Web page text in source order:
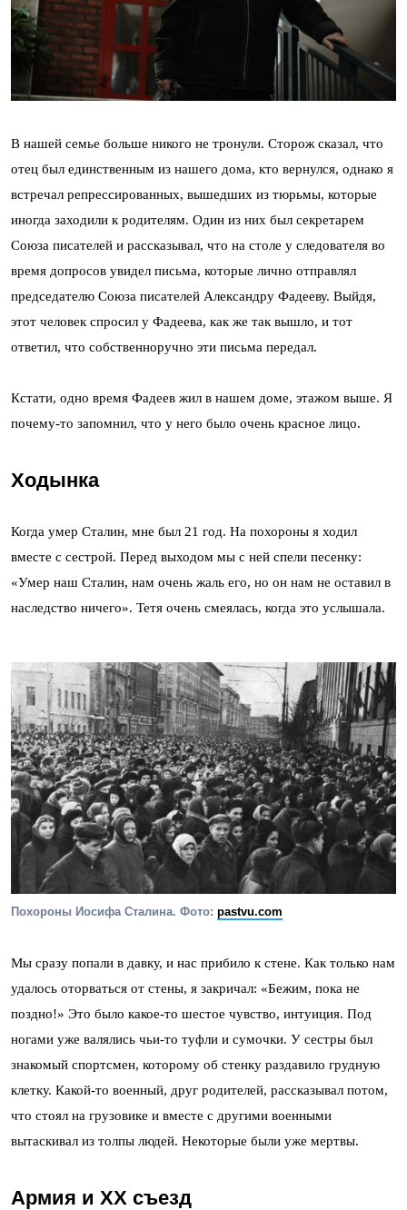
В нашей семье больше никого не тронули. Сторож сказал, что
отец был единственным из нашего дома, кто вернулся, однако я
встречал репрессированных, вышедших из тюрьмы, которые
иногда заходили к родителям. Один из них был секретарем
Союза писателей и рассказывал, что на столе у следователя во
время допросов увидел письма, которые лично отправлял
председателю Союза писателей Александру Фадееву. Выйдя,
этот человек спросил у Фадеева, как же так вышло, и тот
ответил, что собственноручно эти письма передал.
Кстати, одно время Фадеев жил в нашем доме, этажом выше. Я
почему-то запомнил, что у него было очень красное лицо.
Ходынка
Когда умер Сталин, мне был 21 год. На похороны я ходил
вместе с сестрой. Перед выходом мы с ней спели песенку:
«Умер наш Сталин, нам очень жаль его, но он нам не оставил в
наследство ничего». Тетя очень смеялась, когда это услышала.
Похороны Иосифа Сталина. Фото: pastvu.com
Мы сразу попали в давку, и нас прибило к стене. Как только нам
удалось оторваться от стены, я закричал: «Бежим, пока не
поздно!» Это было какое-то шестое чувство, интуиция. Под
ногами уже валялись чьи-то туфли и сумочки. У сестры был
знакомый спортсмен, которому об стенку раздавило грудную
клетку. Какой-то военный, друг родителей, рассказывал потом,
что стоял на грузовике и вместе с другими военными
вытаскивал из толпы людей. Некоторые были уже мертвы.
Армия и ХХ съезд